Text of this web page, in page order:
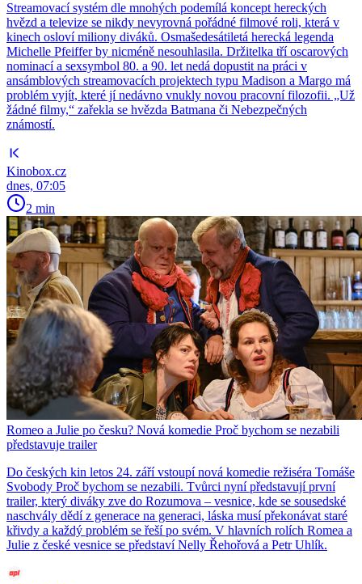
Streamovací systém dle mnohých podemílá koncept hereckých
hvězd a televize se nikdy nevyrovná pořádné filmové roli, která v
kinech osloví miliony diváků. Osmašedesátiletá herecká legenda
Michelle Pfeiffer by nicméně nesouhlasila. Držitelka tří oscarových
nominací a sexsymbol 80. a 90. let nedá dopustit na práci v
ansámblových streamovacích projektech typu Madison a Margo má
problém vyjít, které jí nedávno vnukly novou pracovní filozofii. „Už
žádné filmy,“ zařekla se hvězda Batmana či Nebezpečných
známostí.
Kinobox.cz
dnes, 07:05
2 min
Romeo a Julie po česku? Nová komedie Proč bychom se nezabili
představuje trailer
Do českých kin letos 24. září vstoupí nová komedie režiséra Tomáše
Svobody Proč bychom se nezabili. Tvůrci nyní představují první
trailer, který diváky zve do Rozumova – vesnice, kde se sousedské
naschvály dědí z generace na generaci, láska musí překonávat staré
křivdy a každý problém se řeší po svém. V hlavních rolích Romea a
Julie z české vesnice se představí Nelly Řehořová a Petr Uhlík.